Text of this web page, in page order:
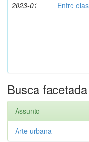
2023-01 Entre elas
Busca facetada
Assunto
Arte urbana